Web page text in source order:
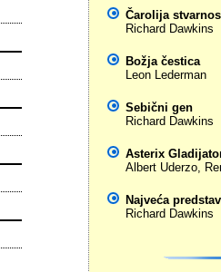
Čarolija
Richard Dawkins
Božja čestica
Leon Lederman
Sebični gen
Richard Dawkins
Asterix
Albert Uderzo,
Najveća
Richard Dawkins